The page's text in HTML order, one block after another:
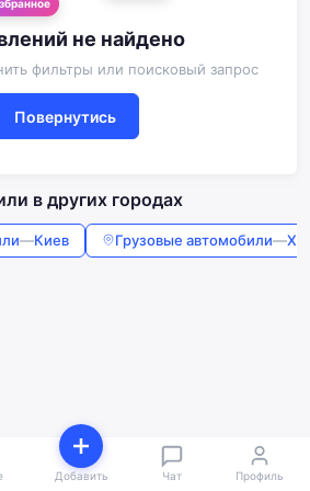
не найдено
фильтры или поисковый запрос
Повернутись
в других городах
—Киев Грузовые автомобили—
Добавить Чат Профиль